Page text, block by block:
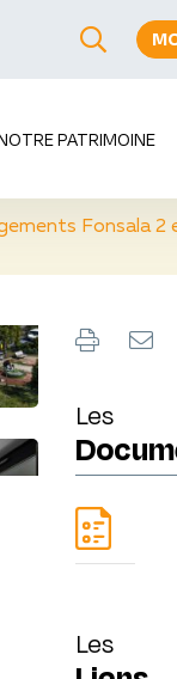
PATRIMOINE
Fonsala 2
Les
Les